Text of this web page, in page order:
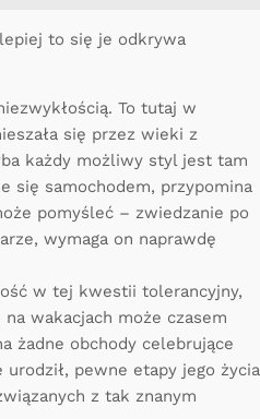
to się je odkrywa
To tutaj w
się przez wieki z
każdy możliwy styl jest tam
się samochodem, przypomina
pomyśleć – zwiedzanie po
wymaga on naprawdę
w tej kwestii tolerancyjny,
wakacjach może czasem
żadne obchody celebrujące
pewne etapy jego życia
z tak znanym